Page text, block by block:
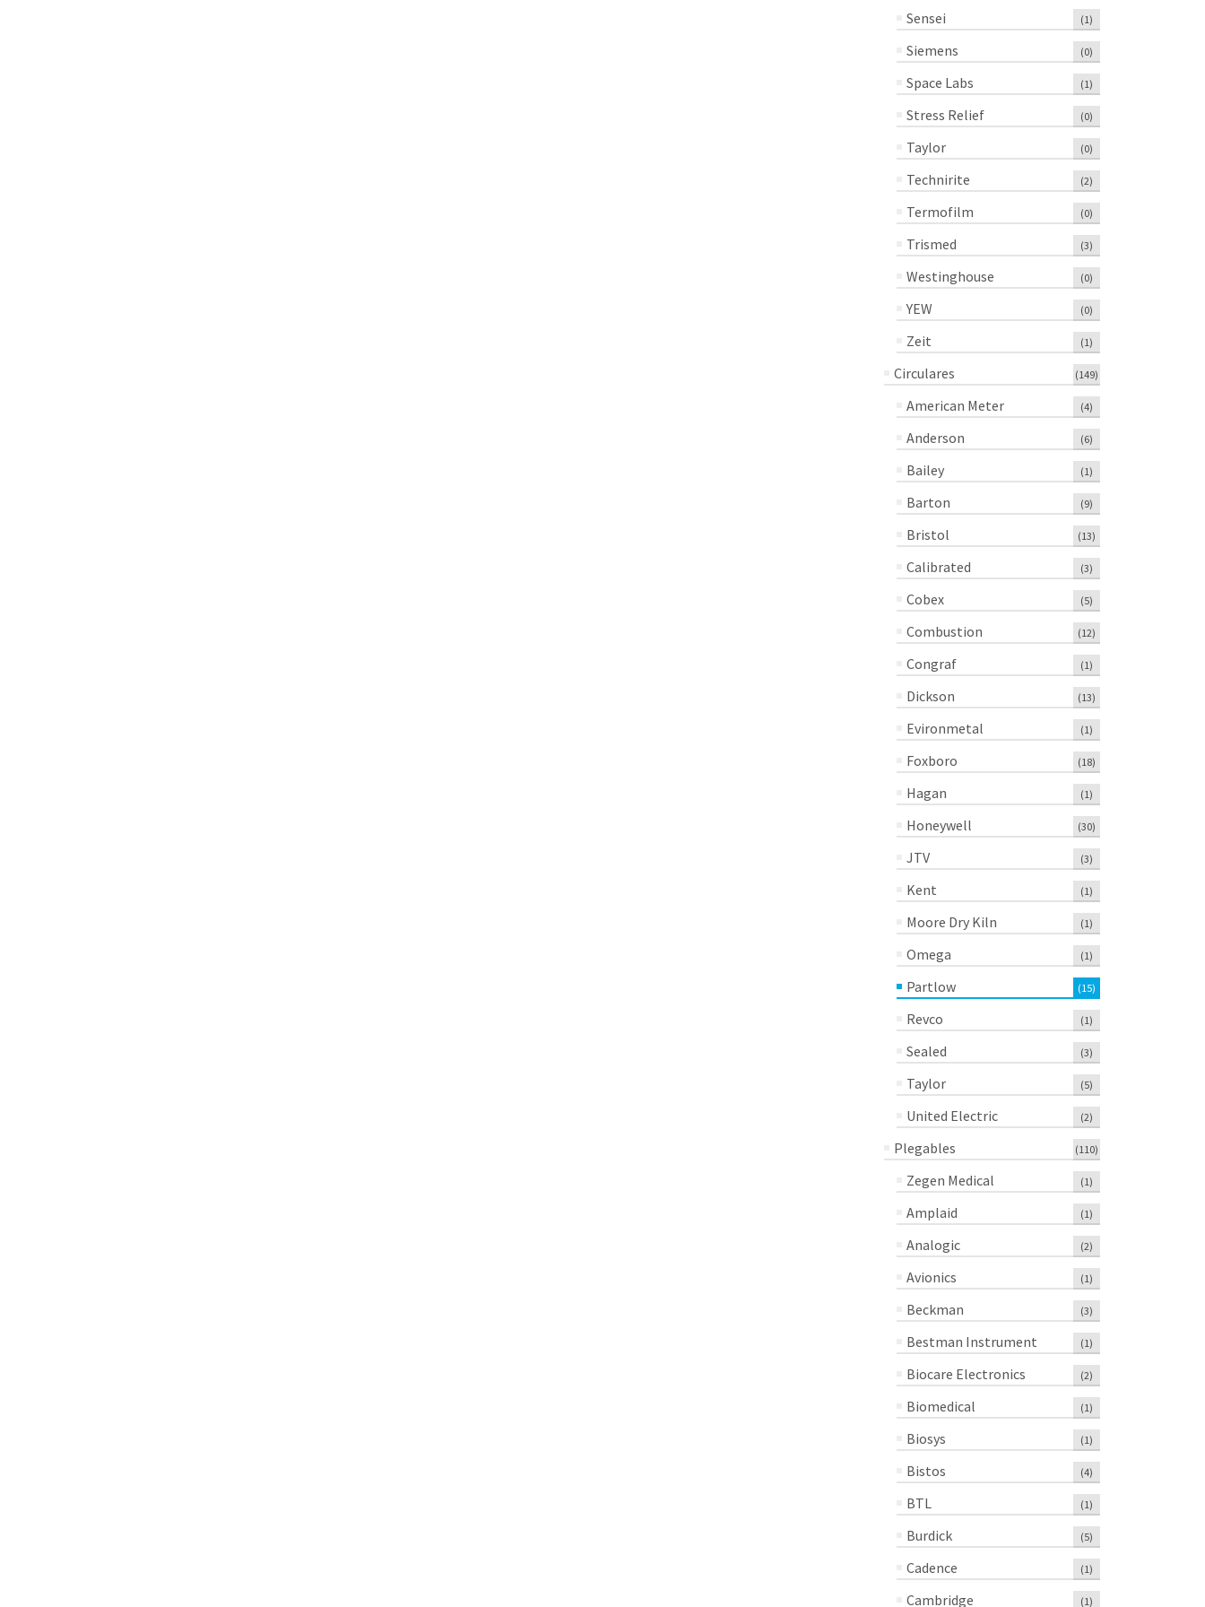
Sensei (1)
Siemens (0)
Space Labs (1)
Stress Relief (0)
Taylor (0)
Technirite (2)
Termofilm (0)
Trismed (3)
Westinghouse (0)
YEW (0)
Zeit (1)
Circulares (149)
American Meter (4)
Anderson (6)
Bailey (1)
Barton (9)
Bristol (13)
Calibrated (3)
Cobex (5)
Combustion (12)
Congraf (1)
Dickson (13)
Evironmetal (1)
Foxboro (18)
Hagan (1)
Honeywell (30)
JTV (3)
Kent (1)
Moore Dry Kiln (1)
Omega (1)
Partlow (15)
Revco (1)
Sealed (3)
Taylor (5)
United Electric (2)
Plegables (110)
Zegen Medical (1)
Amplaid (1)
Analogic (2)
Avionics (1)
Beckman (3)
Bestman Instrument (1)
Biocare Electronics (2)
Biomedical (1)
Biosys (1)
Bistos (4)
BTL (1)
Burdick (5)
Cadence (1)
Cambridge (1)